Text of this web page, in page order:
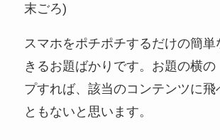
末ごろ)
スマホをポチポチするだけの簡
きるお題ばかりです。お題の横の
プすれば、該当のコンテンツに飛
ともないと思います。